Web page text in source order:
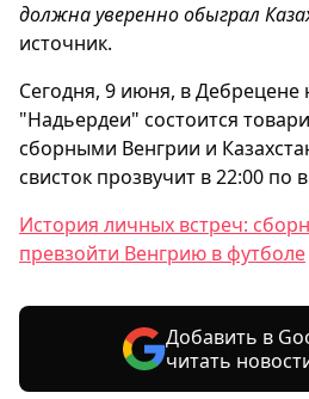
должна уверенно обыграл
источник.
Сегодня, 9 июня, в Дебрецене
"Надьердеи" состоится
сборными Венгрии и
свисток прозвучит в 22:00 по
История личных встреч:
превзойти Венгрию в футболе
Добавить в
читать